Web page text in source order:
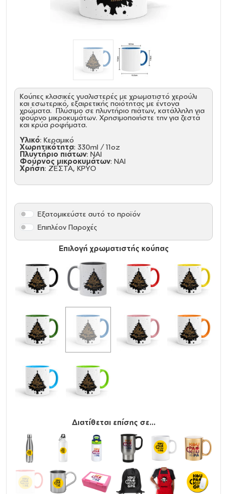
Κούπες κλασικές γυαλιστερές με χρωματιστό χερούλι
και εσωτερικό, εξαιρετικής ποιότητας με έντονα
χρώματα. Πλύσιμο σε πλυντήριο πιάτων, κατάλληλη για
φούρνο μικροκυμάτων. Χρησιμοποιήστε την για ζεστά
και κρύα ροφήματα.
Υλικό: Κεραμικό
Χωρητικότητα: 330ml / 11oz
Πλυντήριο πιάτων: ΝΑΙ
Φούρνος μικροκυμάτων: ΝΑΙ
Χρήση: ΖΕΣΤΑ, ΚΡΥΟ
Επιλογή χρωματιστής κούπας
Εξατομικεύστε αυτό το προϊόν
Επιπλέον Παροχές
Διατίθεται επίσης σε...